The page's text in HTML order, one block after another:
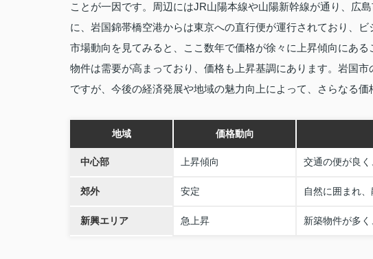
ことが一因です。周辺にはJR山陽本線や山陽新幹線が通り、広
に、岩国錦帯橋空港からは東京への直行便が運行されており、ビ
市場動向を見てみると、ここ数年で価格が徐々に上昇傾向にあ
物件は需要が高まっており、価格も上昇基調にあります。岩国
ですが、今後の経済発展や地域の魅力向上によって、さらなる価
地域 価格動向
中心部 上昇傾向 交通の便が良
郊外 安定 自然に囲まれ
新興エリア 急上昇 新築物件が多